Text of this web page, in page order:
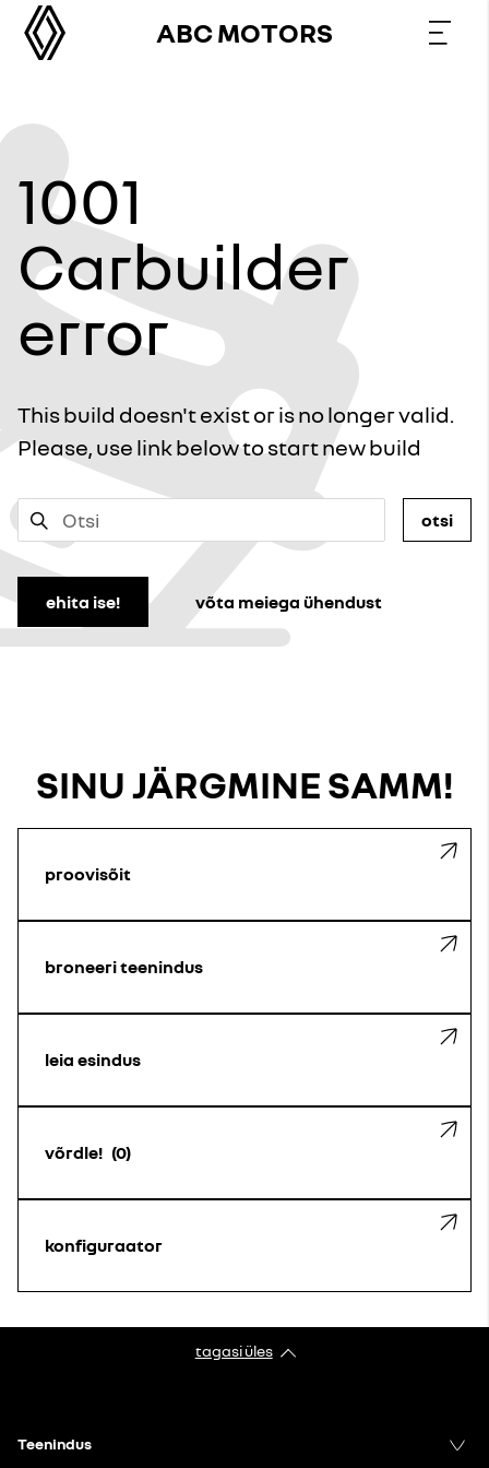
ABC MOTORS
1001
Carbuilder
error
This build doesn't exist or is no longer valid.
Please, use link below to start new build
otsi
ehita ise! võta meiega ühendust
SINU JÄRGMINE SAMM!
proovisõit
broneeri teenindus
leia esindus
võrdle! 0
konfiguraator
tagasi üles
Teenindus